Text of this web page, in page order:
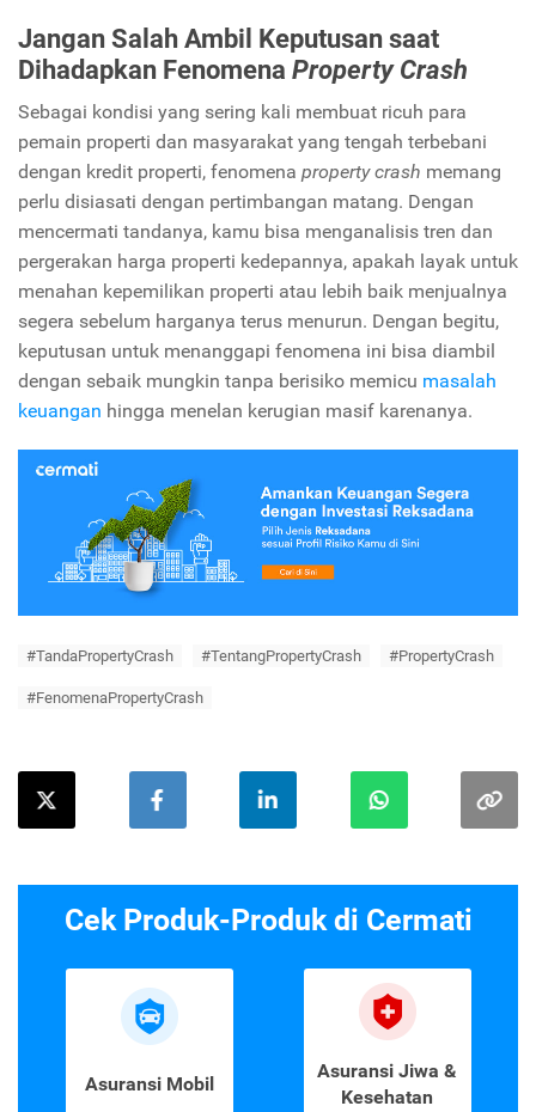
Jangan Salah Ambil Keputusan saat
Dihadapkan Fenomena Property Crash
Sebagai kondisi yang sering kali membuat ricuh para
pemain properti dan masyarakat yang tengah terbebani
dengan kredit properti, fenomena property crash memang
perlu disiasati dengan pertimbangan matang. Dengan
mencermati tandanya, kamu bisa menganalisis tren dan
pergerakan harga properti kedepannya, apakah layak untuk
menahan kepemilikan properti atau lebih baik menjualnya
segera sebelum harganya terus menurun. Dengan begitu,
keputusan untuk menanggapi fenomena ini bisa diambil
dengan sebaik mungkin tanpa berisiko memicu masalah
keuangan hingga menelan kerugian masif karenanya.
#TandaPropertyCrash #TentangPropertyCrash #PropertyCrash
#FenomenaPropertyCrash
Cek Produk-Produk di Cermati
Asuransi Mobil
Asuransi Jiwa &
Kesehatan